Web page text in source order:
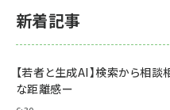
新着記事
【若者と生成AI】検索から相
な距離感ー